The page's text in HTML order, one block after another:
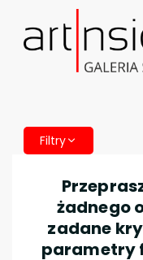
Filtry
żadnego
zadane
parametry